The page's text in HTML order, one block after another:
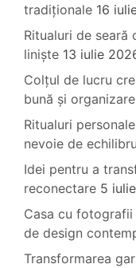
tradiționale 16
Ritualuri de seară
liniște 13 iulie
Colțul de lucru
bună și
Ritualuri
nevoie de echilibru
Idei pentru a
reconectare 5
Casa cu
de design
Transformarea